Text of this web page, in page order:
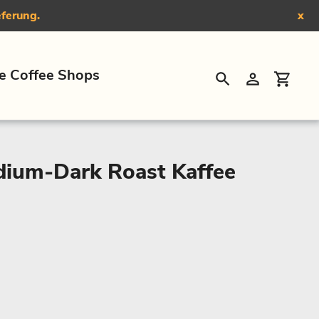
x
Coffee Shops
SuchenEinloggen
Dark Roast Kaffee